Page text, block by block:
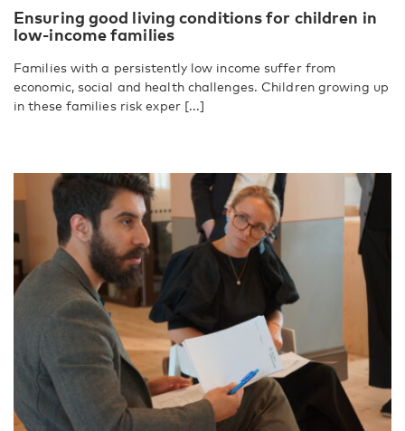
Ensuring good living conditions for children in
low-income families
Families with a persistently low income suffer from
economic, social and health challenges. Children growing up
in these families risk exper [...]